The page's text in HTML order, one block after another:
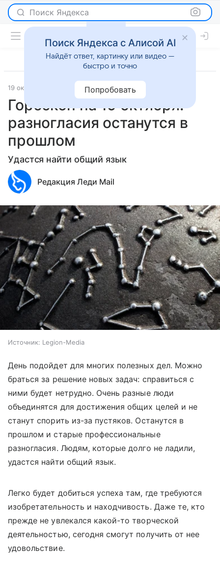
Поиск Яндекса
19 октября 2022 Гороскопы
Гороскоп на 19 октября:
разногласия останутся в
прошлом
Удастся найти общий язык
Редакция Леди Mail
Источник: Legion-Media
День подойдет для многих полезных дел. Можно
браться за решение новых задач: справиться с
ними будет нетрудно. Очень разные люди
объединятся для достижения общих целей и не
станут спорить из-за пустяков. Останутся в
прошлом и старые профессиональные
разногласия. Людям, которые долго не ладили,
удастся найти общий язык.
Легко будет добиться успеха там, где требуются
изобретательность и находчивость. Даже те, кто
прежде не увлекался какой-то творческой
деятельностью, сегодня смогут получить от нее
удовольствие.
Поиск Яндекса с Алисой AI
Найдёт ответ, картинку или видео —
быстро и точно
Попробовать